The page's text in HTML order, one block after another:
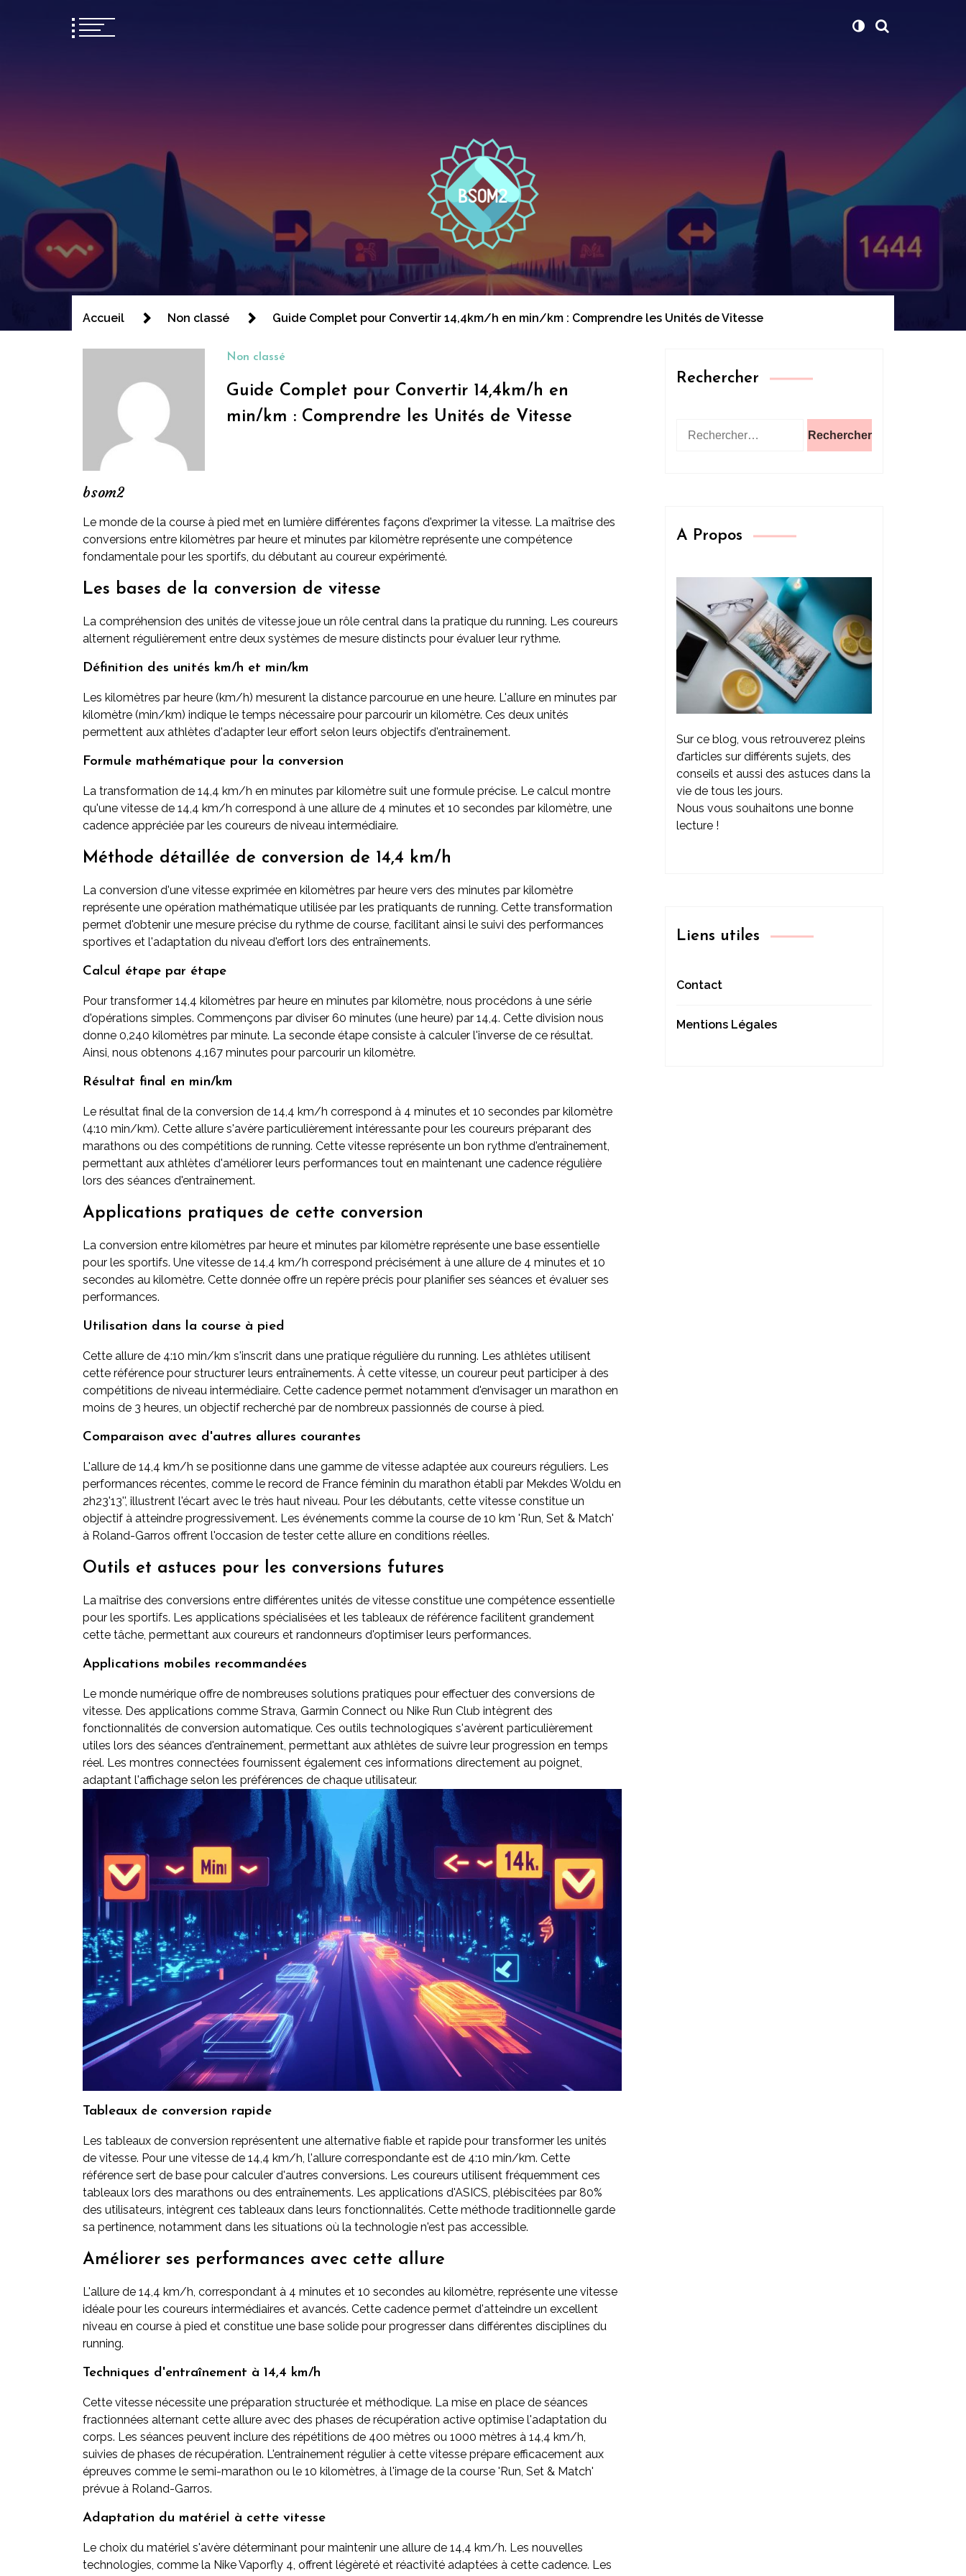
Bsom2
Blablatons ensemble
Accueil Non classé Guide Complet pour Convertir 14,4km/h en min/km : Comprendre les Unités de Vitesse
bsom2
Non classé
Guide Complet pour Convertir 14,4km/h en
min/km : Comprendre les Unités de Vitesse
Le monde de la course à pied met en lumière différentes façons d'exprimer la vitesse. La maîtrise des
conversions entre kilomètres par heure et minutes par kilomètre représente une compétence
fondamentale pour les sportifs, du débutant au coureur expérimenté.
Les bases de la conversion de vitesse
La compréhension des unités de vitesse joue un rôle central dans la pratique du running. Les coureurs
alternent régulièrement entre deux systèmes de mesure distincts pour évaluer leur rythme.
Définition des unités km/h et min/km
Les kilomètres par heure (km/h) mesurent la distance parcourue en une heure. L'allure en minutes par
kilomètre (min/km) indique le temps nécessaire pour parcourir un kilomètre. Ces deux unités
permettent aux athlètes d'adapter leur effort selon leurs objectifs d'entraînement.
Formule mathématique pour la conversion
La transformation de 14,4 km/h en minutes par kilomètre suit une formule précise. Le calcul montre
qu'une vitesse de 14,4 km/h correspond à une allure de 4 minutes et 10 secondes par kilomètre, une
cadence appréciée par les coureurs de niveau intermédiaire.
Méthode détaillée de conversion de 14,4 km/h
La conversion d'une vitesse exprimée en kilomètres par heure vers des minutes par kilomètre
représente une opération mathématique utilisée par les pratiquants de running. Cette transformation
permet d'obtenir une mesure précise du rythme de course, facilitant ainsi le suivi des performances
sportives et l'adaptation du niveau d'effort lors des entraînements.
Calcul étape par étape
Pour transformer 14,4 kilomètres par heure en minutes par kilomètre, nous procédons à une série
d'opérations simples. Commençons par diviser 60 minutes (une heure) par 14,4. Cette division nous
donne 0,240 kilomètres par minute. La seconde étape consiste à calculer l'inverse de ce résultat.
Ainsi, nous obtenons 4,167 minutes pour parcourir un kilomètre.
Résultat final en min/km
Le résultat final de la conversion de 14,4 km/h correspond à 4 minutes et 10 secondes par kilomètre
(4:10 min/km). Cette allure s'avère particulièrement intéressante pour les coureurs préparant des
marathons ou des compétitions de running. Cette vitesse représente un bon rythme d'entraînement,
permettant aux athlètes d'améliorer leurs performances tout en maintenant une cadence régulière
lors des séances d'entraînement.
Applications pratiques de cette conversion
La conversion entre kilomètres par heure et minutes par kilomètre représente une base essentielle
pour les sportifs. Une vitesse de 14,4 km/h correspond précisément à une allure de 4 minutes et 10
secondes au kilomètre. Cette donnée offre un repère précis pour planifier ses séances et évaluer ses
performances.
Utilisation dans la course à pied
Cette allure de 4:10 min/km s'inscrit dans une pratique régulière du running. Les athlètes utilisent
cette référence pour structurer leurs entraînements. À cette vitesse, un coureur peut participer à des
compétitions de niveau intermédiaire. Cette cadence permet notamment d'envisager un marathon en
moins de 3 heures, un objectif recherché par de nombreux passionnés de course à pied.
Comparaison avec d'autres allures courantes
L'allure de 14,4 km/h se positionne dans une gamme de vitesse adaptée aux coureurs réguliers. Les
performances récentes, comme le record de France féminin du marathon établi par Mekdes Woldu en
2h23'13'', illustrent l'écart avec le très haut niveau. Pour les débutants, cette vitesse constitue un
objectif à atteindre progressivement. Les événements comme la course de 10 km 'Run, Set & Match'
à Roland-Garros offrent l'occasion de tester cette allure en conditions réelles.
Outils et astuces pour les conversions futures
La maîtrise des conversions entre différentes unités de vitesse constitue une compétence essentielle
pour les sportifs. Les applications spécialisées et les tableaux de référence facilitent grandement
cette tâche, permettant aux coureurs et randonneurs d'optimiser leurs performances.
Applications mobiles recommandées
Le monde numérique offre de nombreuses solutions pratiques pour effectuer des conversions de
vitesse. Des applications comme Strava, Garmin Connect ou Nike Run Club intègrent des
fonctionnalités de conversion automatique. Ces outils technologiques s'avèrent particulièrement
utiles lors des séances d'entraînement, permettant aux athlètes de suivre leur progression en temps
réel. Les montres connectées fournissent également ces informations directement au poignet,
adaptant l'affichage selon les préférences de chaque utilisateur.
Tableaux de conversion rapide
Les tableaux de conversion représentent une alternative fiable et rapide pour transformer les unités
de vitesse. Pour une vitesse de 14,4 km/h, l'allure correspondante est de 4:10 min/km. Cette
référence sert de base pour calculer d'autres conversions. Les coureurs utilisent fréquemment ces
tableaux lors des marathons ou des entraînements. Les applications d'ASICS, plébiscitées par 80%
des utilisateurs, intègrent ces tableaux dans leurs fonctionnalités. Cette méthode traditionnelle garde
sa pertinence, notamment dans les situations où la technologie n'est pas accessible.
Améliorer ses performances avec cette allure
L'allure de 14,4 km/h, correspondant à 4 minutes et 10 secondes au kilomètre, représente une vitesse
idéale pour les coureurs intermédiaires et avancés. Cette cadence permet d'atteindre un excellent
niveau en course à pied et constitue une base solide pour progresser dans différentes disciplines du
running.
Techniques d'entraînement à 14,4 km/h
Cette vitesse nécessite une préparation structurée et méthodique. La mise en place de séances
fractionnées alternant cette allure avec des phases de récupération active optimise l'adaptation du
corps. Les séances peuvent inclure des répétitions de 400 mètres ou 1000 mètres à 14,4 km/h,
suivies de phases de récupération. L'entrainement régulier à cette vitesse prépare efficacement aux
épreuves comme le semi-marathon ou le 10 kilomètres, à l'image de la course 'Run, Set & Match'
prévue à Roland-Garros.
Adaptation du matériel à cette vitesse
Le choix du matériel s'avère déterminant pour maintenir une allure de 14,4 km/h. Les nouvelles
technologies, comme la Nike Vaporfly 4, offrent légèreté et réactivité adaptées à cette cadence. Les
Rechercher
A Propos
Sur ce blog, vous retrouverez pleins
d’articles sur différents sujets, des
conseils et aussi des astuces dans la
vie de tous les jours.
Nous vous souhaitons une bonne
lecture !
Liens utiles
Contact
Mentions Légales